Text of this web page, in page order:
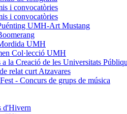
i convocatòries
i convocatòries
UMH-Art Mustang
UMH
Col·lecció UMH
a la Creació de les Universitats
relat curt Atzavares
- Concurs de grups de música
d'Hivern